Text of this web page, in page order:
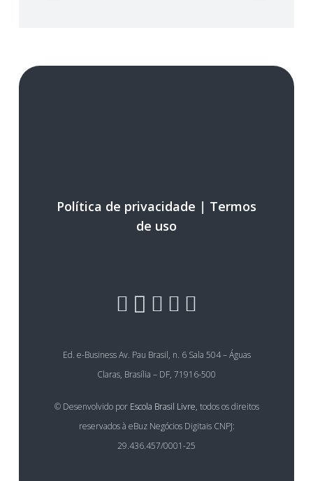
Política de privacidade | Termos
de uso
Ed. e-Business Av. Pau Brasil, n. 6 Sala 504 – Águas
Claras, Brasília – DF, 71916-500
© Desenvolvido por Escola Brasil Livre, todos os direitos
reservados à eBuz Negócios Digitais CNPJ:
29.436.457/0001-25